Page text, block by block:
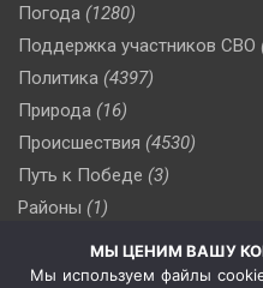
Погода (1280)
Поддержка участников СВО
Политика (4397)
Природа (16)
Происшествия (4530)
Путь к Победе (3)
Районы (1)
(510)
Сельское хозяйство (3)
МЫ ЦЕНИМ ВАШУ
Мы используем файлы